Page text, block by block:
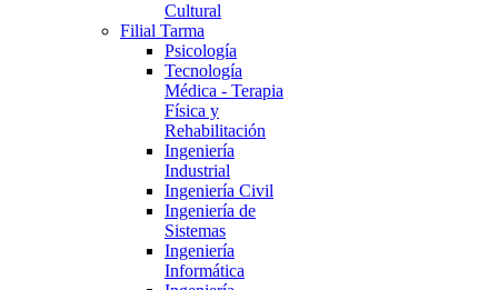
Cultural
Filial Tarma
Psicología
Tecnología
Médica - Terapia
Física y
Rehabilitación
Ingeniería
Industrial
Ingeniería Civil
Ingeniería de
Sistemas
Ingeniería
Informática